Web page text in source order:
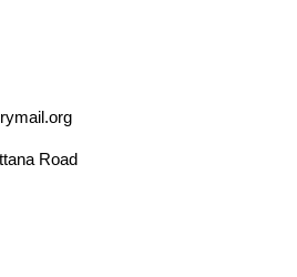
Road